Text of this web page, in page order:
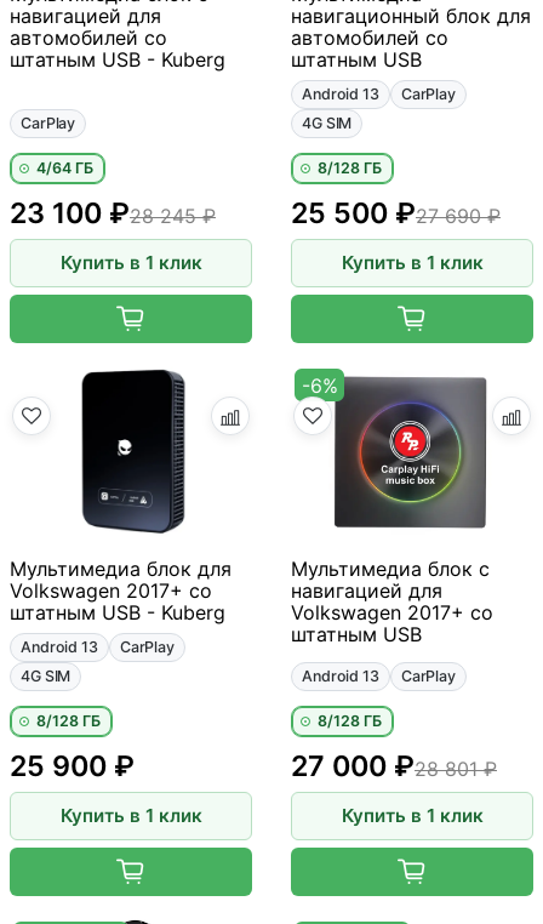
навигацией для
автомобилей со
штатным USB - Kuberg
CarPlay
4/64 ГБ
28 245 ₽
23 100 ₽
Купить в 1 клик
навигационный блок для
автомобилей со
штатным USB
Android 13
CarPlay
4G SIM
8/128 ГБ
27 690 ₽
25 500 ₽
Купить в 1 клик
Мультимедиа блок для
Volkswagen 2017+ со
штатным USB - Kuberg
Android 13
CarPlay
4G SIM
8/128 ГБ
25 900 ₽
Купить в 1 клик
-6%
Мультимедиа блок с
навигацией для
Volkswagen 2017+ со
штатным USB
Android 13 CarPlay
8/128 ГБ
28 801 ₽
27 000 ₽
Купить в 1 клик